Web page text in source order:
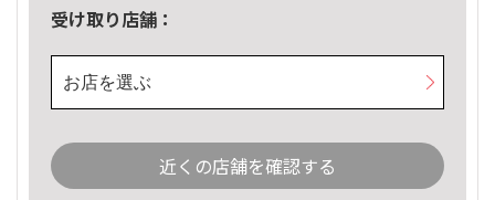
受け取り店舗：
お店を選ぶ
近くの店舗を確認する